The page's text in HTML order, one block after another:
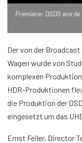
Premiere: DSDS
Der von der
Wagen wurde von
komplexen
HDR-Produktionen
die Produktion der
eingesetzt um das
Ernst Feiler, Director